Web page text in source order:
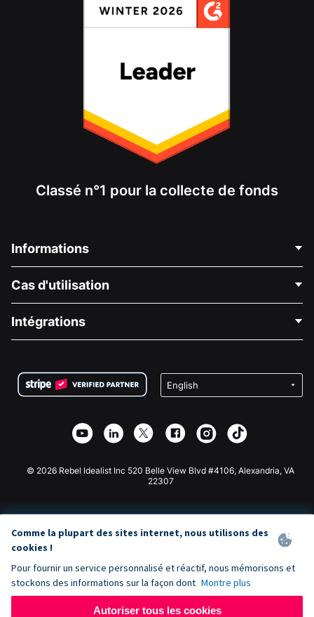
Classé n°1 pour la collecte de fonds
Informations
À propos de nous
Carrières
Confidentialité
Partenariat d'affiliation
Bibliothèque
Cas d'utilisation
Collecte de fonds médicale
Collecte de fonds caritative
Intégrations
Plugin de don Wix
Application de don Webflow
Don Joomla
© 2026 Rebel Idealist Inc 520 Belle View Blvd #4106, Alexandria, VA
22307
Comme la plupart des sites internet, nous utilisons des
cookies !
Pour fournir un service personnalisé et réactif, nous mémorisons et
stockons des informations sur la façon dont Montre plus
Autoriser tous les cookies